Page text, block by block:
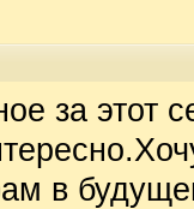
за этот
в